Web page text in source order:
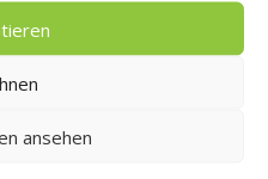
ansehen